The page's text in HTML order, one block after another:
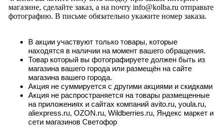
магазине, сделайте заказ, а на почту info@kolba.ru отправьте
фотографию. В письме обязательно укажите номер заказа.
В акции участвуют только товары, которые
находятся в наличии на момент вашего обращения.
Товар который вы фотографируете должен быть из
магазина вашего города или размещён на сайте
магазина вашего города.
Акция не суммируется с другими акциями и скидками
Акция не распространяется на товары размещенные
на приложениях и сайтах компаний avito.ru, youla.ru,
aliexpress.ru, OZON.ru, Wildberries.ru, Яндекс маркет и
сети магазинов Светофор